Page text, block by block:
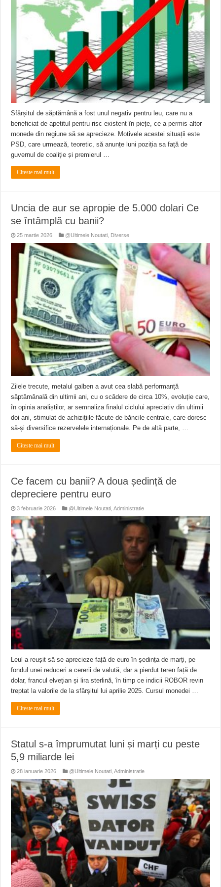
Anunț important – Închidere temporară Podul de Piatră din Herculane
Ștrandul Termal Ring din Oravița – locul unde natura a ascuns un izvor de
Sfârșitul de săptămână a fost unul negativ pentru leu, care nu a
beneficiat de apetitul pentru risc existent în piețe, ce a permis altor
monede din regiune să se aprecieze. Motivele acestei situații este
PSD, care urmează, teoretic, să anunțe luni poziția sa față de
guvernul de coaliție și premierul …
Citeste mai mult
Uncia de aur se apropie de 5.000 dolari Ce
se întâmplă cu banii?
25 martie 2026 @Ultimele Noutati Diverse
Zilele trecute, metalul galben a avut cea slabă performanță
săptămânală din ultimii ani, cu o scădere de circa 10%, evoluție care,
în opinia analiștilor, ar semnaliza finalul ciclului apreciativ din ultimii
doi ani, stimulat de achizițiile făcute de băncile centrale, care doresc
să-și diversifice rezervelele internaționale. Pe de altă parte, …
Citeste mai mult
Ce facem cu banii? A doua ședință de
depreciere pentru euro
3 februarie 2026 @Ultimele Noutati ,Administratie
Leul a reușit să se aprecieze față de euro în ședința de marți, pe
fondul unei reduceri a cererii de valută, dar a pierdut teren față de
dolar, francul elvețian și lira sterlină, în timp ce indicii ROBOR revin
treptat la valorile de la sfârșitul lui aprilie 2025. Cursul monedei …
Citeste mai mult
Statul s-a împrumutat luni și marți cu peste
5,9 miliarde lei
28 ianuarie 2026 @Ultimele Noutati ,Administratie